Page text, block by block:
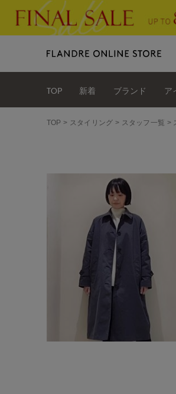
TOP 新着 ブランド ア
TOP スタイリング スタッフ一覧